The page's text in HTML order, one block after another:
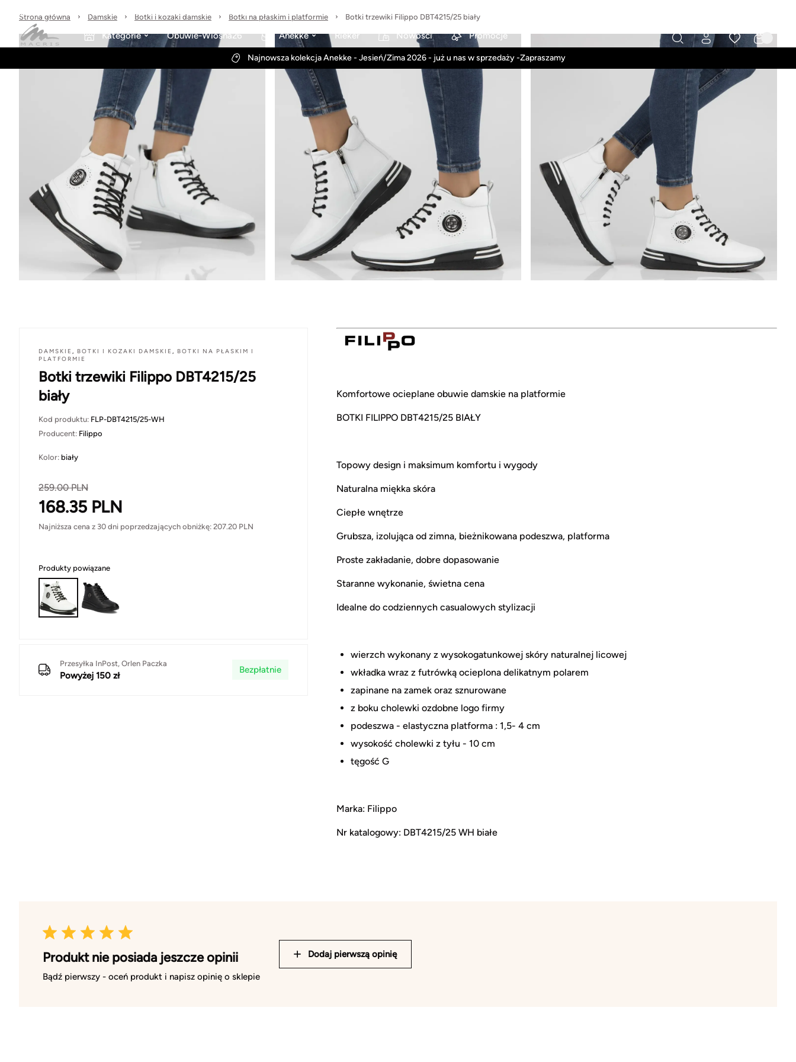
30 dni na zwrot
Kategorie Obuwie-Wiosna26 Anekke Rieker Nowości Promocje
Najnowsza kolekcja Anekke - Jesień/Zima 2026 - już u nas w sprzedaży -Zapraszamy
Strona główna Damskie Botki i kozaki damskie Botki na płaskim i platformie Botki trzewiki Filippo DBT4215/25 biały
DAMSKIE , BOTKI I KOZAKI DAMSKIE , BOTKI NA PŁASKIM I
PLATFORMIE
Botki trzewiki Filippo DBT4215/25
biały
Kod produktu: FLP-DBT4215/25-WH
Producent: Filippo
Kolor: biały
259.00PLN
168.35 PLN
Najniższa cena z 30 dni poprzedzających obniżkę: 207.20 PLN
Produkty powiązane
Przesyłka InPost, Orlen Paczka
Powyżej 150 zł
Bezpłatnie
Komfortowe ocieplane obuwie damskie na platformie
BOTKI FILIPPO DBT4215/25 BIAŁY
Topowy design i maksimum komfortu i wygody
Naturalna miękka skóra
Ciepłe wnętrze
Grubsza, izolująca od zimna, bieżnikowana podeszwa, platforma
Proste zakładanie, dobre dopasowanie
Staranne wykonanie, świetna cena
Idealne do codziennych casualowych stylizacji
wierzch wykonany z wysokogatunkowej skóry naturalnej licowej
wkładka wraz z futrówką ocieplona delikatnym polarem
zapinane na zamek oraz sznurowane
z boku cholewki ozdobne logo firmy
podeszwa - elastyczna platforma : 1,5- 4 cm
wysokość cholewki z tyłu - 10 cm
tęgość G
Marka: Filippo
Nr katalogowy: DBT4215/25 WH białe
Produkt nie posiada jeszcze opinii
Bądź pierwszy - oceń produkt i napisz opinię o sklepie
Dodaj pierwszą opinię